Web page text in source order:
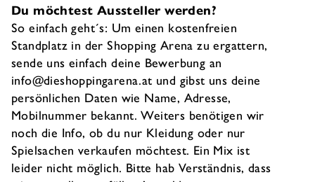
Du möchtest Aussteller werden?
So einfach geht´s: Um einen kostenfreien
Standplatz in der Shopping Arena zu ergattern,
sende uns einfach deine Bewerbung an
info@dieshoppingarena.at und gibst uns deine
persönlichen Daten wie Name, Adresse,
Mobilnummer bekannt. Weiters benötigen wir
noch die Info, ob du nur Kleidung oder nur
Spielsachen verkaufen möchtest. Ein Mix ist
leider nicht möglich. Bitte hab Verständnis, dass